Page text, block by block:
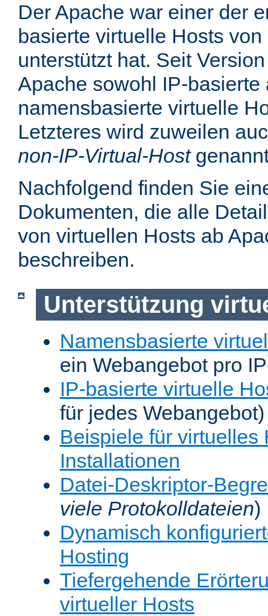
Der Apache war einer der
basierte virtuelle Hosts
unterstützt hat. Seit
Apache sowohl IP-basierte
namensbasierte virtuelle
Letzteres wird zuweilen
non-IP-Virtual-Host
Nachfolgend finden Sie
Dokumenten, die alle
von virtuellen Hosts ab
beschreiben.
Unterstützung
Namensbasierte
ein Webangebot pro
IP-basierte virtuelle
für jedes Webangebot)
Beispiele für virtuelles
Installationen
Datei-Deskriptor-
viele Protokolldateien)
Dynamisch
Hosting
Tiefergehende
virtueller Hosts